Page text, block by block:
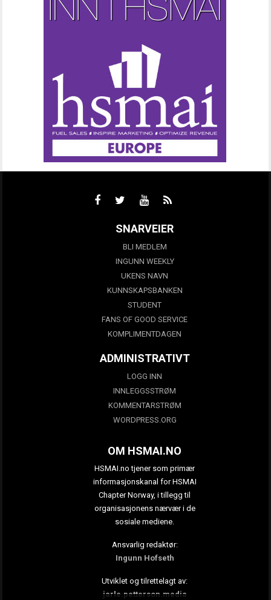
SNARVEIER
BLI MEDLEM
INGUNN WEEKLY
UKENS NAVN
KUNNSKAPSBANKEN
STUDENT
FANS OF GOOD SERVICE
KOMPLIMENTDAGEN
ADMINISTRATIVT
LOGG INN
INNLEGGSSTRØM
KOMMENTARSTRØM
WORDPRESS.ORG
OM HSMAI.NO
HSMAI.no tjener som primær
informasjonskanal for HSMAI
Chapter Norway, i tillegg til
organisasjonens nærvær i de
sosiale mediene.
Ansvarlig redaktør:
Ingunn Hofseth
Utviklet og tilrettelagt av:
jarle.petterson.media